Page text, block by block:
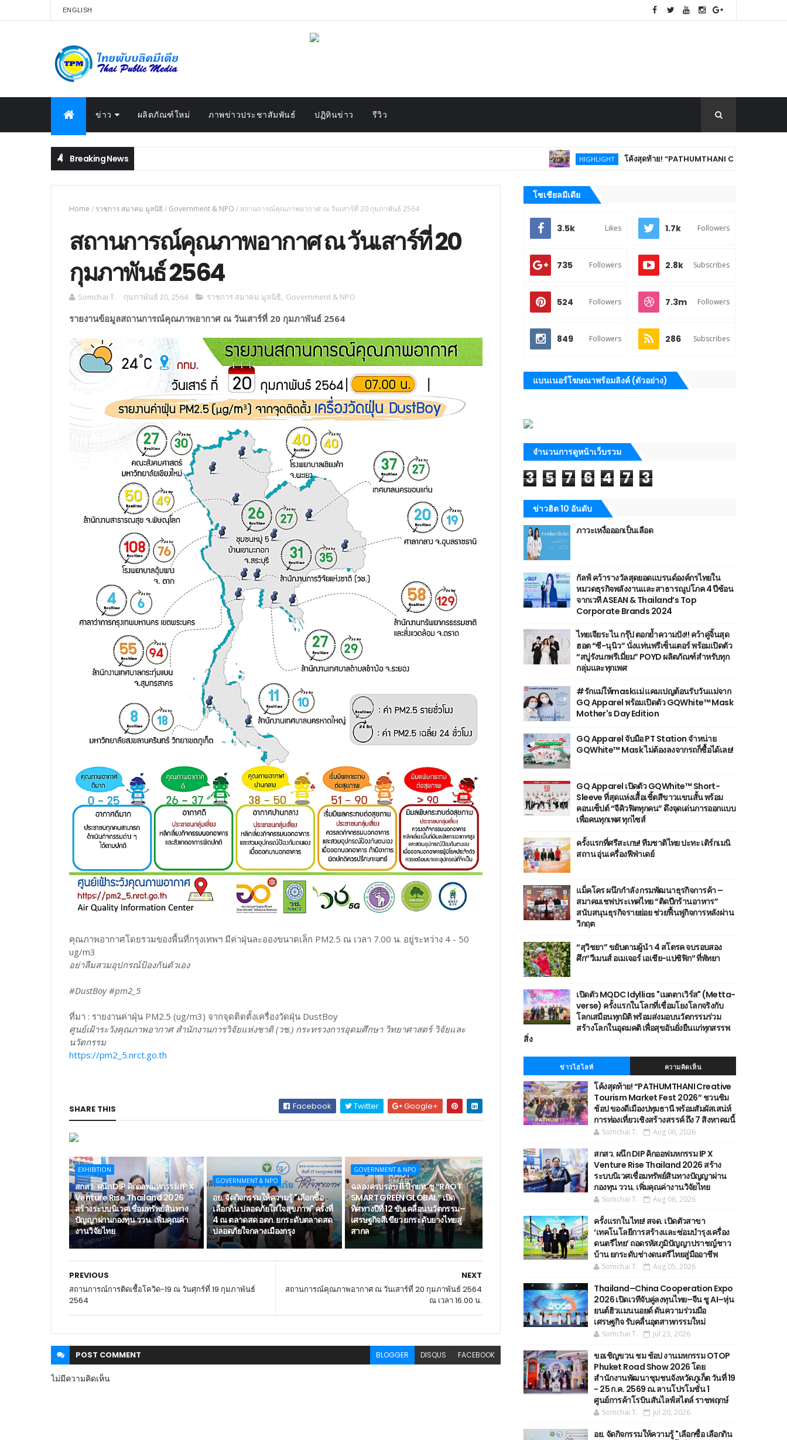
ENGLISH
ข่าว ผลิตภัณฑ์ใหม่ ภาพข่าวประชาสัมพันธ์ ปฏิทินข่าว รีวิว
Breaking News HIGHLIGHT โค้งสุดท้าย! “PATHUMTHANI Creative Tourism
Home / ราชการ สมาคม มูลนิธิ / Government & NPO / สถานการณ์คุณภาพอากาศ ณ วันเสาร์ที่ 20 กุมภาพันธ์ 2564
สถานการณ์คุณภาพอากาศ ณ วันเสาร์ที่ 20
กุมภาพันธ์ 2564
Somchai T. กุมภาพันธ์ 20, 2564 ราชการ สมาคม มูลนิธิ, Government & NPO
รายงานข้อมูลสถานการณ์คุณภาพอากาศ ณ วันเสาร์ที่ 20 กุมภาพันธ์ 2564
คุณภาพอากาศโดยรวมของพื้นที่กรุงเทพฯ มีค่าฝุ่นละอองขนาดเล็ก PM2.5 ณ เวลา 7.00 น. อยู่ระหว่าง 4 - 50
ug/m3
อย่าลืมสวมอุปกรณ์ป้องกันตัวเอง
#DustBoy #pm2_5
ที่มา : รายงานค่าฝุ่น PM2.5 (ug/m3) จากจุดติดตั้งเครื่องวัดฝุ่น DustBoy
ศูนย์เฝ้าระวังคุณภาพอากาศ สำนักงานการวิจัยแห่งชาติ (วช.) กระทรวงการอุดมศึกษา วิทยาศาสตร์ วิจัยและ
นวัตกรรม
https://pm2_5.nrct.go.th
SHARE THIS Facebook Twitter Google+
EXHIBITION
สกสว. ผนึก DIP คิกออฟมหกรรม IP X
Venture Rise Thailand 2026
สร้างระบบนิเวศเชื่อมทรัพย์สินทาง
ปัญญาผ่านกองทุน ววน. เพิ่มคุณค่า
งานวิจัยไทย
GOVERNMENT & NPO
อย. จัดกิจกรรมให้ความรู้ "เลือกซื้อ
เลือกกิน ปลอดภัยใส่ใจสุขภาพ" ครั้งที่
4 ณ ตลาดสด อตก. ยกระดับตลาดสด
ปลอดภัยใจกลางเมืองกรุง
GOVERNMENT & NPO
ฉลองครบรอบ 11 ปี กยท. ชู “RAOT
SMART GREEN GLOBAL” เปิด
ทิศทางปีที่ 12 ขับเคลื่อนนวัตกรรม–
เศรษฐกิจสีเขียว ยกระดับยางไทยสู่
สากล
NEXT
สถานการณ์คุณภาพอากาศ ณ วันเสาร์ที่ 20 กุมภาพันธ์ 2564
ณ เวลา 16.00 น.
PREVIOUS
สถานการณ์การติดเชื้อโควิด-19 ณ วันศุกร์ที่ 19 กุมภาพันธ์
2564
POST COMMENT BLOGGER DISQUS FACEBOOK
ไม่มีความคิดเห็น
โซเชียลมีเดีย
3.5k Likes 1.7k Followers
735 Followers 2.8k Subscribes
524 Followers 7.3m Followers
849 Followers 286 Subscribes
แบนเนอร์โฆษณาพร้อมลิงค์ (ตัวอย่าง)
จำนวนการดูหน้าเว็บรวม
3 5 7 6 4 7 3
ข่าวฮิต 10 อันดับ
ภาวะเหงื่อออกเป็นเลือด
กัลฟ์ คว้ารางวัลสุดยอดแบรนด์องค์กรไทยใน
หมวดธุรกิจพลังงานและสาธารณูปโภค 4 ปีซ้อน
จากเวที ASEAN & Thailand’s Top
Corporate Brands 2024
ไทยเจียระไน กรุ๊ป ตอกย้ำความปัง!! คว้าคู่จิ้นสุด
ฮอต “ซี-นุนิว” นั่งแท่นพรีเซ็นเตอร์ พร้อมเปิดตัว
“สบู่รังนกพรีเมี่ยม” POYD ผลิตภัณฑ์สำหรับทุก
กลุ่มและทุกเพศ
#รักแม่ให้maskแม่ แคมเปญต้อนรับวันแม่จาก
GQ Apparel พร้อมเปิดตัว GQWhite™ Mask
Mother's Day Edition
GQ Apparel จับมือ PT Station จำหน่าย
GQWhite™ Mask ไม่ต้องลงจากรถก็ซื้อได้เลย!
GQ Apparel เปิดตัว GQWhite™ Short-
Sleeve ที่สุดแห่งเสื้อเชิ้ตสีขาวแขนสั้น พร้อม
คอนเซ็ปต์ “จีคิวฟิตทุกคน” ดึงจุดเด่นการออกแบบ
เพื่อคนทุกเพศ ทุกไซส์
ครั้งแรกที่ศรีสะเกษ! ทีมชาติไทย ปะทะ เติร์กเมนิ
สถาน อุ่นเครื่องฟีฟ่าเดย์
แม็คโคร ผนึกกำลัง กรมพัฒนาธุรกิจการค้า –
สมาคมเชฟประเทศไทย “ติดปีกร้านอาหาร”
สนับสนุนธุรกิจรายย่อย ช่วยฟื้นฟูกิจการหลังผ่าน
วิกฤต
“สุวิชยา” ขยับตามผู้นำ 4 สโตรค จบรอบสอง
ศึก“วีเมนส์ อเมเจอร์ เอเชีย-แปซิฟิก” ที่พัทยา
เปิดตัว MQDC Idyllias "เมตตาเวิร์ส" (Metta-
verse) ครั้งแรกในโลกที่เชื่อมโยงโลกจริงกับ
โลกเสมือนทุกมิติ พร้อมส่งมอบนวัตกรรมร่วม
สร้างโลกในอุดมคติ เพื่อสุขอันยั่งยืนแก่ทุกสรรพ
สิ่ง
ข่าวไฮไลท์ ความคิดเห็น
โค้งสุดท้าย! “PATHUMTHANI Creative
Tourism Market Fest 2026” ชวนชิม
ช้อป ของดีเมืองปทุมธานี พร้อมสัมผัสเสน่ห์
การท่องเที่ยวเชิงสร้างสรรค์ ถึง 7 สิงหาคมนี้
Somchai T. Aug 06, 2026
สกสว. ผนึก DIP คิกออฟมหกรรม IP X
Venture Rise Thailand 2026 สร้าง
ระบบนิเวศเชื่อมทรัพย์สินทางปัญญาผ่าน
กองทุน ววน. เพิ่มคุณค่างานวิจัยไทย
Somchai T. Aug 06, 2026
ครั้งแรกในไทย! สจด. เปิดตัวสาขา
‘เทคโนโลยีการสร้างและซ่อมบำรุงเครื่อง
ดนตรีไทย’ ​ถอดรหัสภูมิปัญญาปราชญ์ชาว
บ้าน ยกระดับช่างดนตรีไทยสู่มืออาชีพ
Somchai T. Aug 05, 2026
Thailand–China Cooperation Expo
2026 เปิดเวทีจับคู่ลงทุนไทย–จีน ชู AI–หุ่น
ยนต์ฮิวแมนนอยด์ ดันความร่วมมือ
เศรษฐกิจ รับคลื่นอุตสาหกรรมใหม่
Somchai T. Jul 23, 2026
ขอเชิญขวน ชม ช้อป งานมหกรรม OTOP
Phuket Road Show 2026 โดย
สำนักงานพัฒนาชุมชนจังหวัดภูเก็ต วันที่ 19
- 25 ก.ค. 2569 ณ.ลานโปรโมชั่น 1
ศูนย์การค้าโรบินสันไลฟ์สไตล์ ราชพฤกษ์
Somchai T. Jul 20, 2026
อย. จัดกิจกรรมให้ความรู้ "เลือกซื้อ เลือกกิน